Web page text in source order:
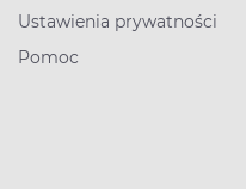
Ustawienia prywatności
Pomoc